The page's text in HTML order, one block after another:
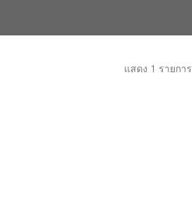
แสดง 1 รายการ